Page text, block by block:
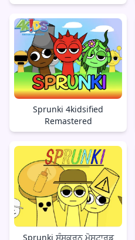
Sprunki 4kidsified
Remastered
Sprunki ਸੰਸਕਰਨ ਮੋਸਟਾਰਡ